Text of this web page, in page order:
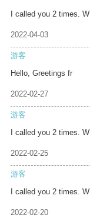
I called you 2 times. W
2022-04-03
游客
Hello, Greetings fr
2022-02-27
游客
I called you 2 times. W
2022-02-25
游客
I called you 2 times. W
2022-02-20